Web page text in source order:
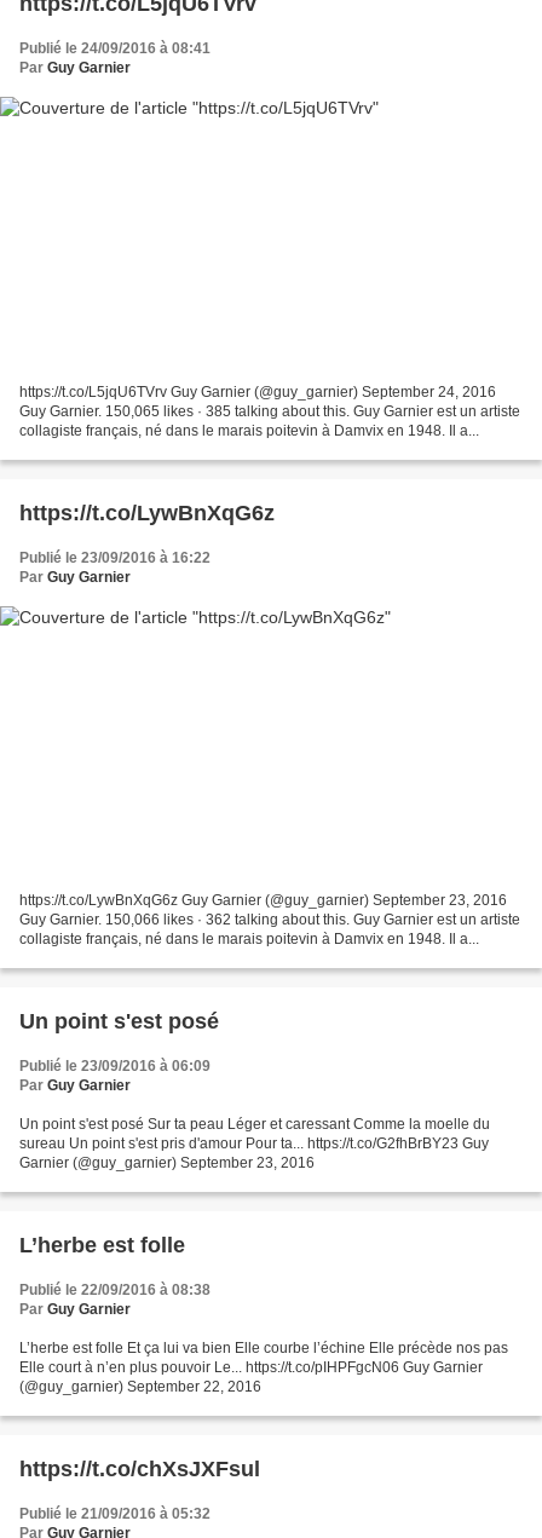
Publié le 24/09/2016 à 08:41
Par Guy Garnier
https://t.co/L5jqU6TVrv Guy Garnier (@guy_garnier) September 24, 2016
Guy Garnier. 150,065 likes · 385 talking about this. Guy Garnier est un artiste
collagiste français, né dans le marais poitevin à Damvix en 1948. Il a...
https://t.co/LywBnXqG6z
Publié le 23/09/2016 à 16:22
Par Guy Garnier
https://t.co/LywBnXqG6z Guy Garnier (@guy_garnier) September 23, 2016
Guy Garnier. 150,066 likes · 362 talking about this. Guy Garnier est un artiste
collagiste français, né dans le marais poitevin à Damvix en 1948. Il a...
Un point s'est posé
Publié le 23/09/2016 à 06:09
Par Guy Garnier
Un point s'est posé Sur ta peau Léger et caressant Comme la moelle du
sureau Un point s'est pris d'amour Pour ta... https://t.co/G2fhBrBY23 Guy
Garnier (@guy_garnier) September 23, 2016
L’herbe est folle
Publié le 22/09/2016 à 08:38
Par Guy Garnier
L’herbe est folle Et ça lui va bien Elle courbe l’échine Elle précède nos pas
Elle court à n’en plus pouvoir Le... https://t.co/pIHPFgcN06 Guy Garnier
(@guy_garnier) September 22, 2016
https://t.co/chXsJXFsul
Publié le 21/09/2016 à 05:32
Par Guy Garnier